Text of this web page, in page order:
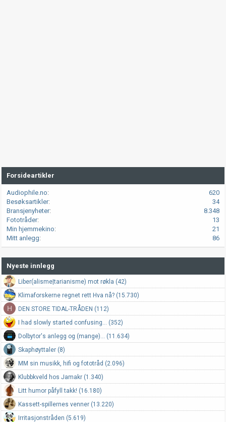
Forsideartikler
Audiophile.no
620
Besøksartikler
34
Bransjenyheter
8.348
Fototråder
13
Min hjemmekino
21
Mitt anlegg
86
Nyeste innlegg
Liber(alisme|tarianisme) mot røkla (42)
Klimaforskerne regnet rett Hva nå? (15.730)
H
DEN STORE TIDAL-TRÅDEN (112)
I had slowly started confusing... (352)
Dolbytor's anlegg og (mange)... (11.634)
Skaphøyttaler (8)
MM sin musikk, hifi og fototråd (2.096)
Klubbkveld hos Jamakr (1.340)
Litt humor påfyll takk! (16.180)
Kassett-spillernes venner (13.220)
Irritasjonstråden (5.619)